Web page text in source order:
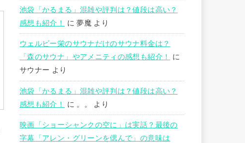
池袋「かるまる」混雑や評判は？値段は高い？
感想も紹介！
に夢魔 より
ウェルビー栄のサウナだけのサウナ料金は？
「森のサウナ」やアメニティの感想も紹介！
に
サウナー より
池袋「かるまる」混雑や評判は？値段は高い？
感想も紹介！
に 。。 より
映画「ショーシャンクの空に」は実話？最後の
字幕「アレン・グリーンを偲んで」の意味は